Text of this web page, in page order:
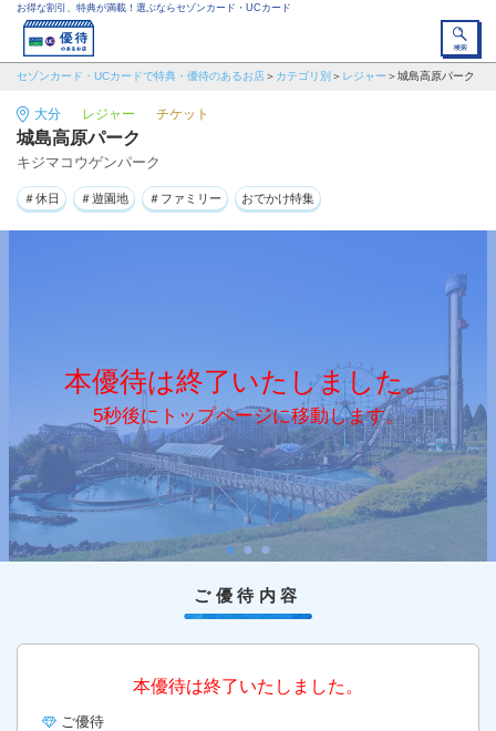
お得な割引、特典が満載！選ぶならセゾンカード・UCカード
セゾンカード・UCカードで特典・優待のあるお店 カテゴリ別 レジャー 城島高原パーク
大分 レジャー チケット
城島高原パーク
キジマコウゲンパーク
＃休日 ＃遊園地 ＃ファミリー おでかけ特集
本優待は終了いたしました。
5秒後にトップページに移動します。
ご優待内容
本優待は終了いたしました。
ご優待